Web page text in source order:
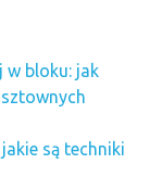
w bloku: jak
są techniki